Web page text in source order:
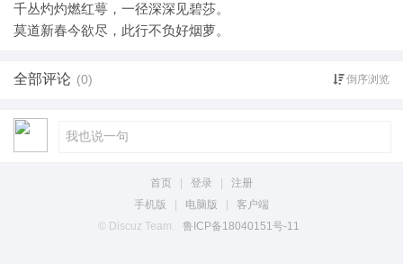
千丛灼灼燃红萼，一径深深见碧莎。
莫道新春今欲尽，此行不负好烟萝。
全部评论 (0) 倒序浏览
首页 登录
注册
手机版
电脑版
客户端
© Discuz Team.
鲁ICP备18040151号-11